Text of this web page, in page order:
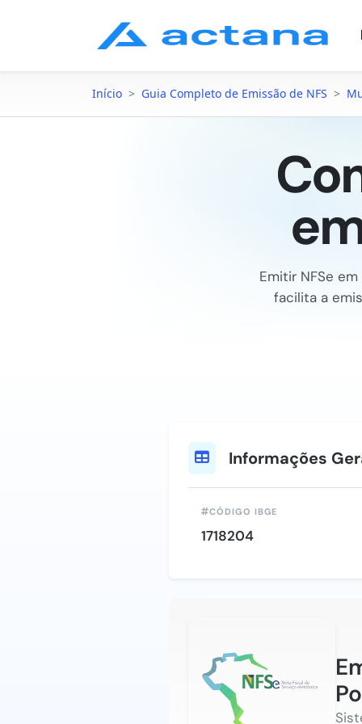
Início > Guia Completo de Emissão de NFS >
Emitir NFSe em
facilita a
Informações
CÓDIGO IBGE
1718204